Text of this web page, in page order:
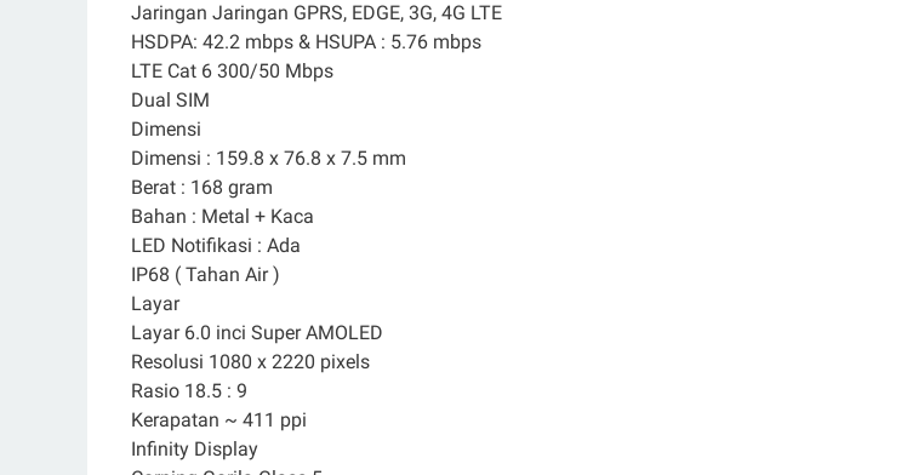
Jaringan Jaringan GPRS, EDGE, 3G, 4G LTE
HSDPA: 42.2 mbps & HSUPA : 5.76 mbps
LTE Cat 6 300/50 Mbps
Dual SIM
Dimensi
Dimensi : 159.8 x 76.8 x 7.5 mm
Berat : 168 gram
Bahan : Metal + Kaca
LED Notifikasi : Ada
IP68 ( Tahan Air )
Layar
Layar 6.0 inci Super AMOLED
Resolusi 1080 x 2220 pixels
Rasio 18.5 : 9
Kerapatan ~ 411 ppi
Infinity Display